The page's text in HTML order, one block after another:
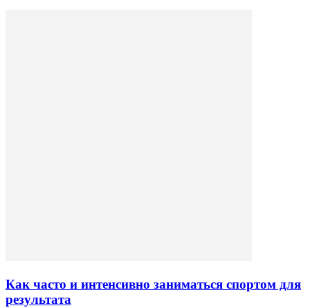
Как часто и интенсивно заниматься спортом для
результата